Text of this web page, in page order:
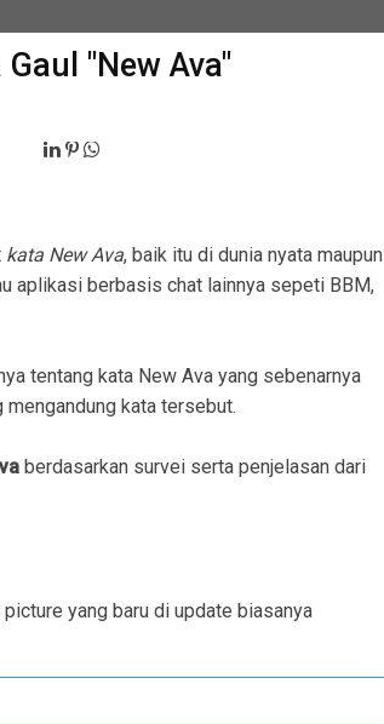
"New Ava"
kata New Ava, baik itu di dunia nyata maupun
aplikasi berbasis chat lainnya sepeti BBM,
tentang kata New Ava yang sebenarnya
mengandung kata tersebut.
berdasarkan survei serta penjelasan dari
yang baru di update biasanya